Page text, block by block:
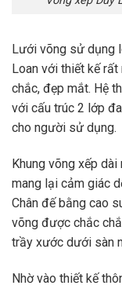
Lưới võng sử dụng
Loan với thiết kế
chắc, đẹp mắt. Hệ
với cấu trúc 2 lớp
cho người sử dụng.
Khung võng xếp
mang lại cảm giác
Chân đế bằng cao
võng được chắc
trầy xước dưới sàn
Nhờ vào thiết kế